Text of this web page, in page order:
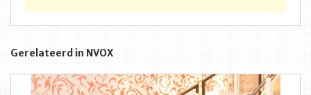
Gerelateerd in NVOX